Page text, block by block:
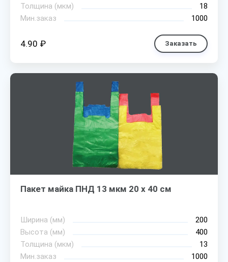
Толщина (мкм)
18
Мин.заказ
1000
4.90 ₽ Заказать
Пакет майка ПНД 13 мкм 20 х 40 см
Ширина (мм)
200
Высота (мм)
400
Толщина (мкм)
13
Мин.заказ
1000